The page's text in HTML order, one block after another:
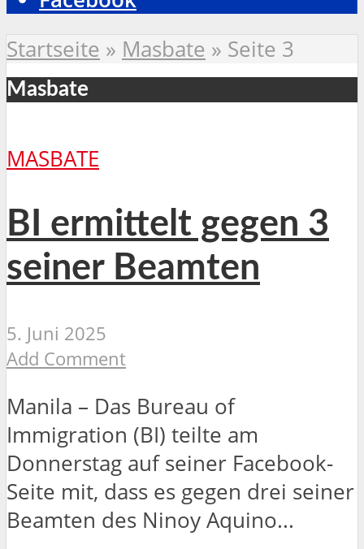
Startseite » Masbate » Seite 3
Masbate
MASBATE
BI ermittelt gegen 3
seiner Beamten
5. Juni 2025
Add Comment
Manila – Das Bureau of
Immigration (BI) teilte am
Donnerstag auf seiner Facebook-
Seite mit, dass es gegen drei seiner
Beamten des Ninoy Aquino...